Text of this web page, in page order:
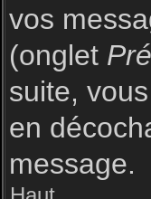
vos
(onglet
suite,
en
message.